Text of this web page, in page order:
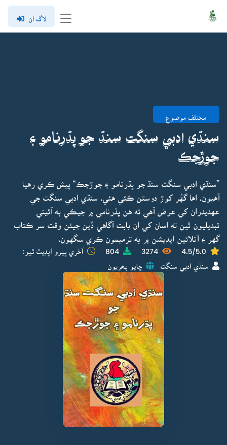
لاگ ان
مختلف موضوع
سنڌي ادبي سنگت سنڌ جو پڌرنامو ۽
جوڙجڪ
”سنڌي ادبي سنگت سنڌ جو پڌرنامو ۽ جوڙجڪ“ پيش ڪري رهيا
آهيون. اها گهُر کوڙ دوستن ڪئي هئي. سنڌي ادبي سنگت جي
عهديدران کي عرض آهي ته هن پڌرنامي ۾ جيڪي به آئيني
تبديليون ٿين ته اسان کي ان بابت آگاهي ڏين جيئن وقت سر ڪتاب
گهر ۽ آنلائين ايڊيشن ۾ به ترميمون ڪري سگهون.
4.5/5.0
3274
804 آخري ڀيرو اپڊيٽ ٿيو:
سنڌي ادبي سنگت ڇاپو پھريون